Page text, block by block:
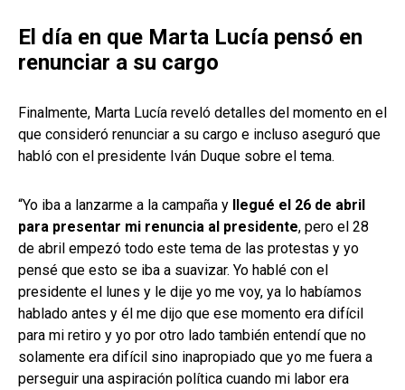
El día en que Marta Lucía pensó en
renunciar a su cargo
Finalmente, Marta Lucía reveló detalles del momento en el
que consideró renunciar a su cargo e incluso aseguró que
habló con el presidente Iván Duque sobre el tema.
“Yo iba a lanzarme a la campaña y llegué el 26 de abril
para presentar mi renuncia al presidente, pero el 28
de abril empezó todo este tema de las protestas y yo
pensé que esto se iba a suavizar. Yo hablé con el
presidente el lunes y le dije yo me voy, ya lo habíamos
hablado antes y él me dijo que ese momento era difícil
para mi retiro y yo por otro lado también entendí que no
solamente era difícil sino inapropiado que yo me fuera a
perseguir una aspiración política cuando mi labor era